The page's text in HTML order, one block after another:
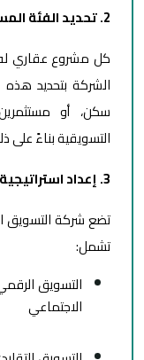
2. تحديد الفئة المستهدفة
كل مشروع عقاري
الشركة بتحديد
سكن، أو
التسويقية بناءً على
3. إعداد استراتيجية تسويقية متكاملة
تضع شركة التسويق
تشمل:
التسويق
الاجتماعي